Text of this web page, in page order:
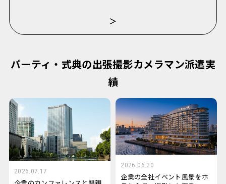
＞
パーティ・式典の出張撮影カメラマン派遣実
績
2026.07.17
2026.06.20
企業の全社イベント風景をホ